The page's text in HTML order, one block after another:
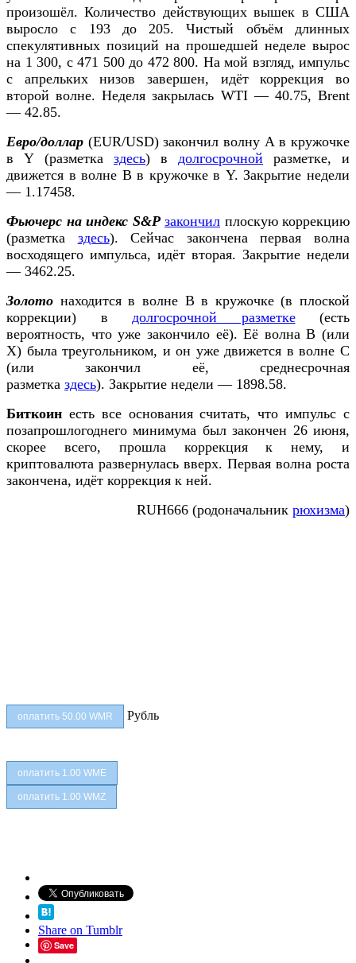
произошёл. Количество действующих вышек в США
выросло с 193 до 205. Чистый объём длинных
спекулятивных позиций на прошедшей неделе вырос
на 1 300, с 471 500 до 472 800. На мой взгляд, импульс
с апрельких низов завершен, идёт коррекция во
второй волне. Неделя закрылась WTI — 40.75, Brent
— 42.85.
Евро/доллар (EUR/USD) закончил волну А в кружочке
в Y (разметка здесь) в долгосрочной разметке, и
движется в волне В в кружочке в Y. Закрытие недели
— 1.17458.
Фьючерс на индекс S&P закончил плоскую коррекцию
(разметка здесь). Сейчас закончена первая волна
восходящего импульса, идёт вторая. Закрытие недели
— 3462.25.
Золото находится в волне В в кружочке (в плоской
коррекции) в долгосрочной разметке(есть
вероятность, что уже закончило её). Её волна В (или
Х) была треугольником, и он уже движется в волне С
(или закончил её, среднесрочная
разметка здесь). Закрытие недели — 1898.58.
Биткоин есть все основания считать, что импульс с
позапрошлогоднего минимума был закончен 26 июня,
скорее всего, прошла коррекция к нему, и
криптовалюта развернулась вверх. Первая волна роста
закончена, идёт коррекция к ней.
RUH666 (родоначальник рюхизма)
Рубль
Share on Tumblr
Save